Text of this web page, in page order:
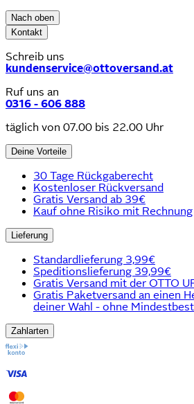
Nach oben
Kontakt
Schreib uns
kundenservice@ottoversand.at
Ruf uns an
0316 - 606 888
täglich von 07.00 bis 22.00 Uhr
Deine Vorteile
30 Tage Rückgaberecht
Kostenloser Rückversand
Gratis Versand ab 39€
Kauf ohne Risiko mit Rechnung
Lieferung
Standardlieferung 3,99€
Speditionslieferung 39,99€
Gratis Versand mit der OTTO
Gratis Paketversand an einen
deiner Wahl - ohne
Zahlarten